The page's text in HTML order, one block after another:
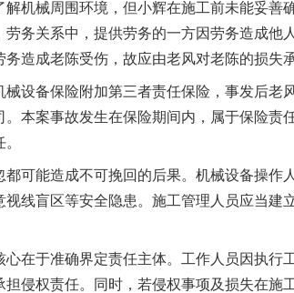
机械周围环境，但小辉在施工前未能妥善
务关系中，提供劳务的一方因劳务造成他
造成老陈受伤，故应由老风对老陈的损失
备保险附加第三者责任保险，事发后老
本案事故发生在保险期间内，属于保险责
能造成不可挽回的后果。机械设备操作
线盲区等安全隐患。施工管理人员应当建
于准确界定责任主体。工作人员因执行
侵权责任。同时，若侵权事项及损失在施